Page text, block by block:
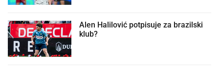
Alen Halilović potpisuje za brazilski
klub?